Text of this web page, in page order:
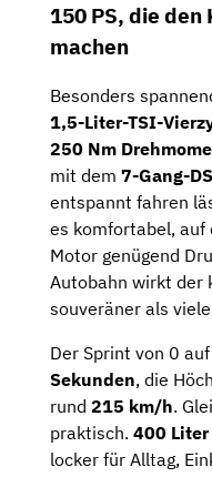
150 PS, die
machen
Besonders
1,5-Liter-TSI-
250 Nm
mit dem 7-Gang-
entspannt fahren
es komfortabel,
Motor genügend
Autobahn wirkt der
souveräner als
Der Sprint von 0
Sekunden, die
rund 215 km/h.
praktisch. 400
locker für Alltag,